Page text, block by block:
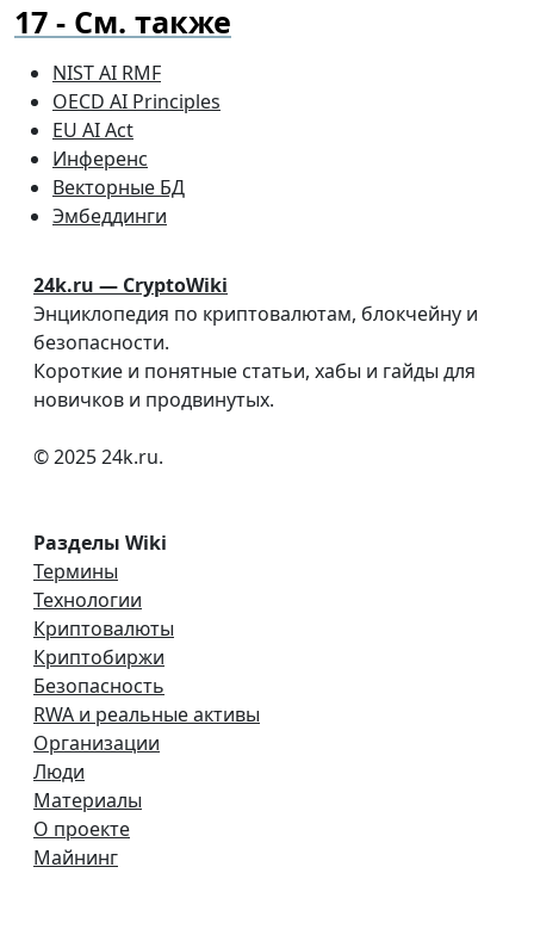
См. также
NIST AI RMF
OECD AI Principles
EU AI Act
Инференс
Векторные БД
Эмбеддинги
24k.ru — CryptoWiki
Энциклопедия по криптовалютам, блокчейну и
безопасности.
Короткие и понятные статьи, хабы и гайды для
новичков и продвинутых.
© 2025 24k.ru.
Разделы Wiki
Термины
Технологии
Криптовалюты
Криптобиржи
Безопасность
RWA и реальные активы
Организации
Люди
Материалы
О проекте
Майнинг